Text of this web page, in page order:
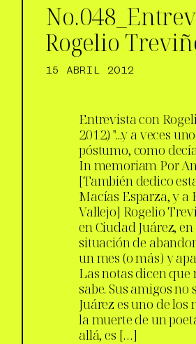
Rogelio
15 ABRIL 2012
Entrevista con
2012) "...y a veces
póstumo, como
In memoriam Por
[También dedico
Macías Esparza, y a
Vallejo] Rogelio
en Ciudad Juárez,
situación de
un mes (o más) y
Las notas dicen que
sabe. Sus amigos no
Juárez es uno de
la muerte de un
allá, es […]